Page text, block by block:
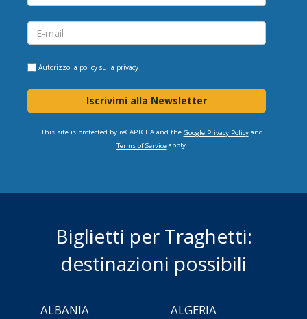
Autorizzo la policy sulla privacy
Iscrivimi alla Newsletter
This site is protected by reCAPTCHA and the Google Privacy Policyand
Terms of Serviceapply.
Biglietti per Traghetti:
destinazioni possibili
ALBANIA
ALGERIA